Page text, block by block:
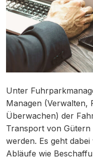
Unter
Managen (Verwalten,
Überwachen) der
Transport von Gütern
werden. Es geht
Abläufe wie